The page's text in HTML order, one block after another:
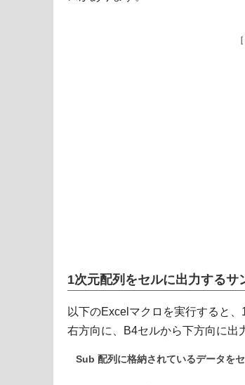
1次元配列をセルに出力するサ
以下のExcelマクロを実行すると
右方向に、B4セルから下方向に出
Sub 配列に格納されているデータを